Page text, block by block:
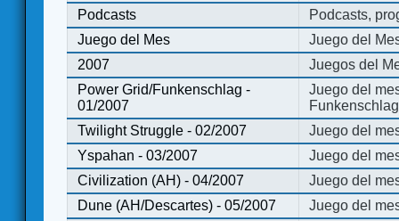
Podcasts
Podcasts,
Juego del Mes
Juego del
2007
Juegos del
Power Grid/Funkenschlag -
01/2007
Juego del
Twilight Struggle - 02/2007
Juego del
Yspahan - 03/2007
Juego del
Civilization (AH) - 04/2007
Juego del
Dune (AH/Descartes) - 05/2007
Juego del